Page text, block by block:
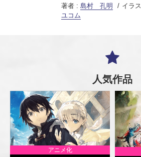
著者 : 島村 孔明 イラ
ユコム
人気作品
アニメ化